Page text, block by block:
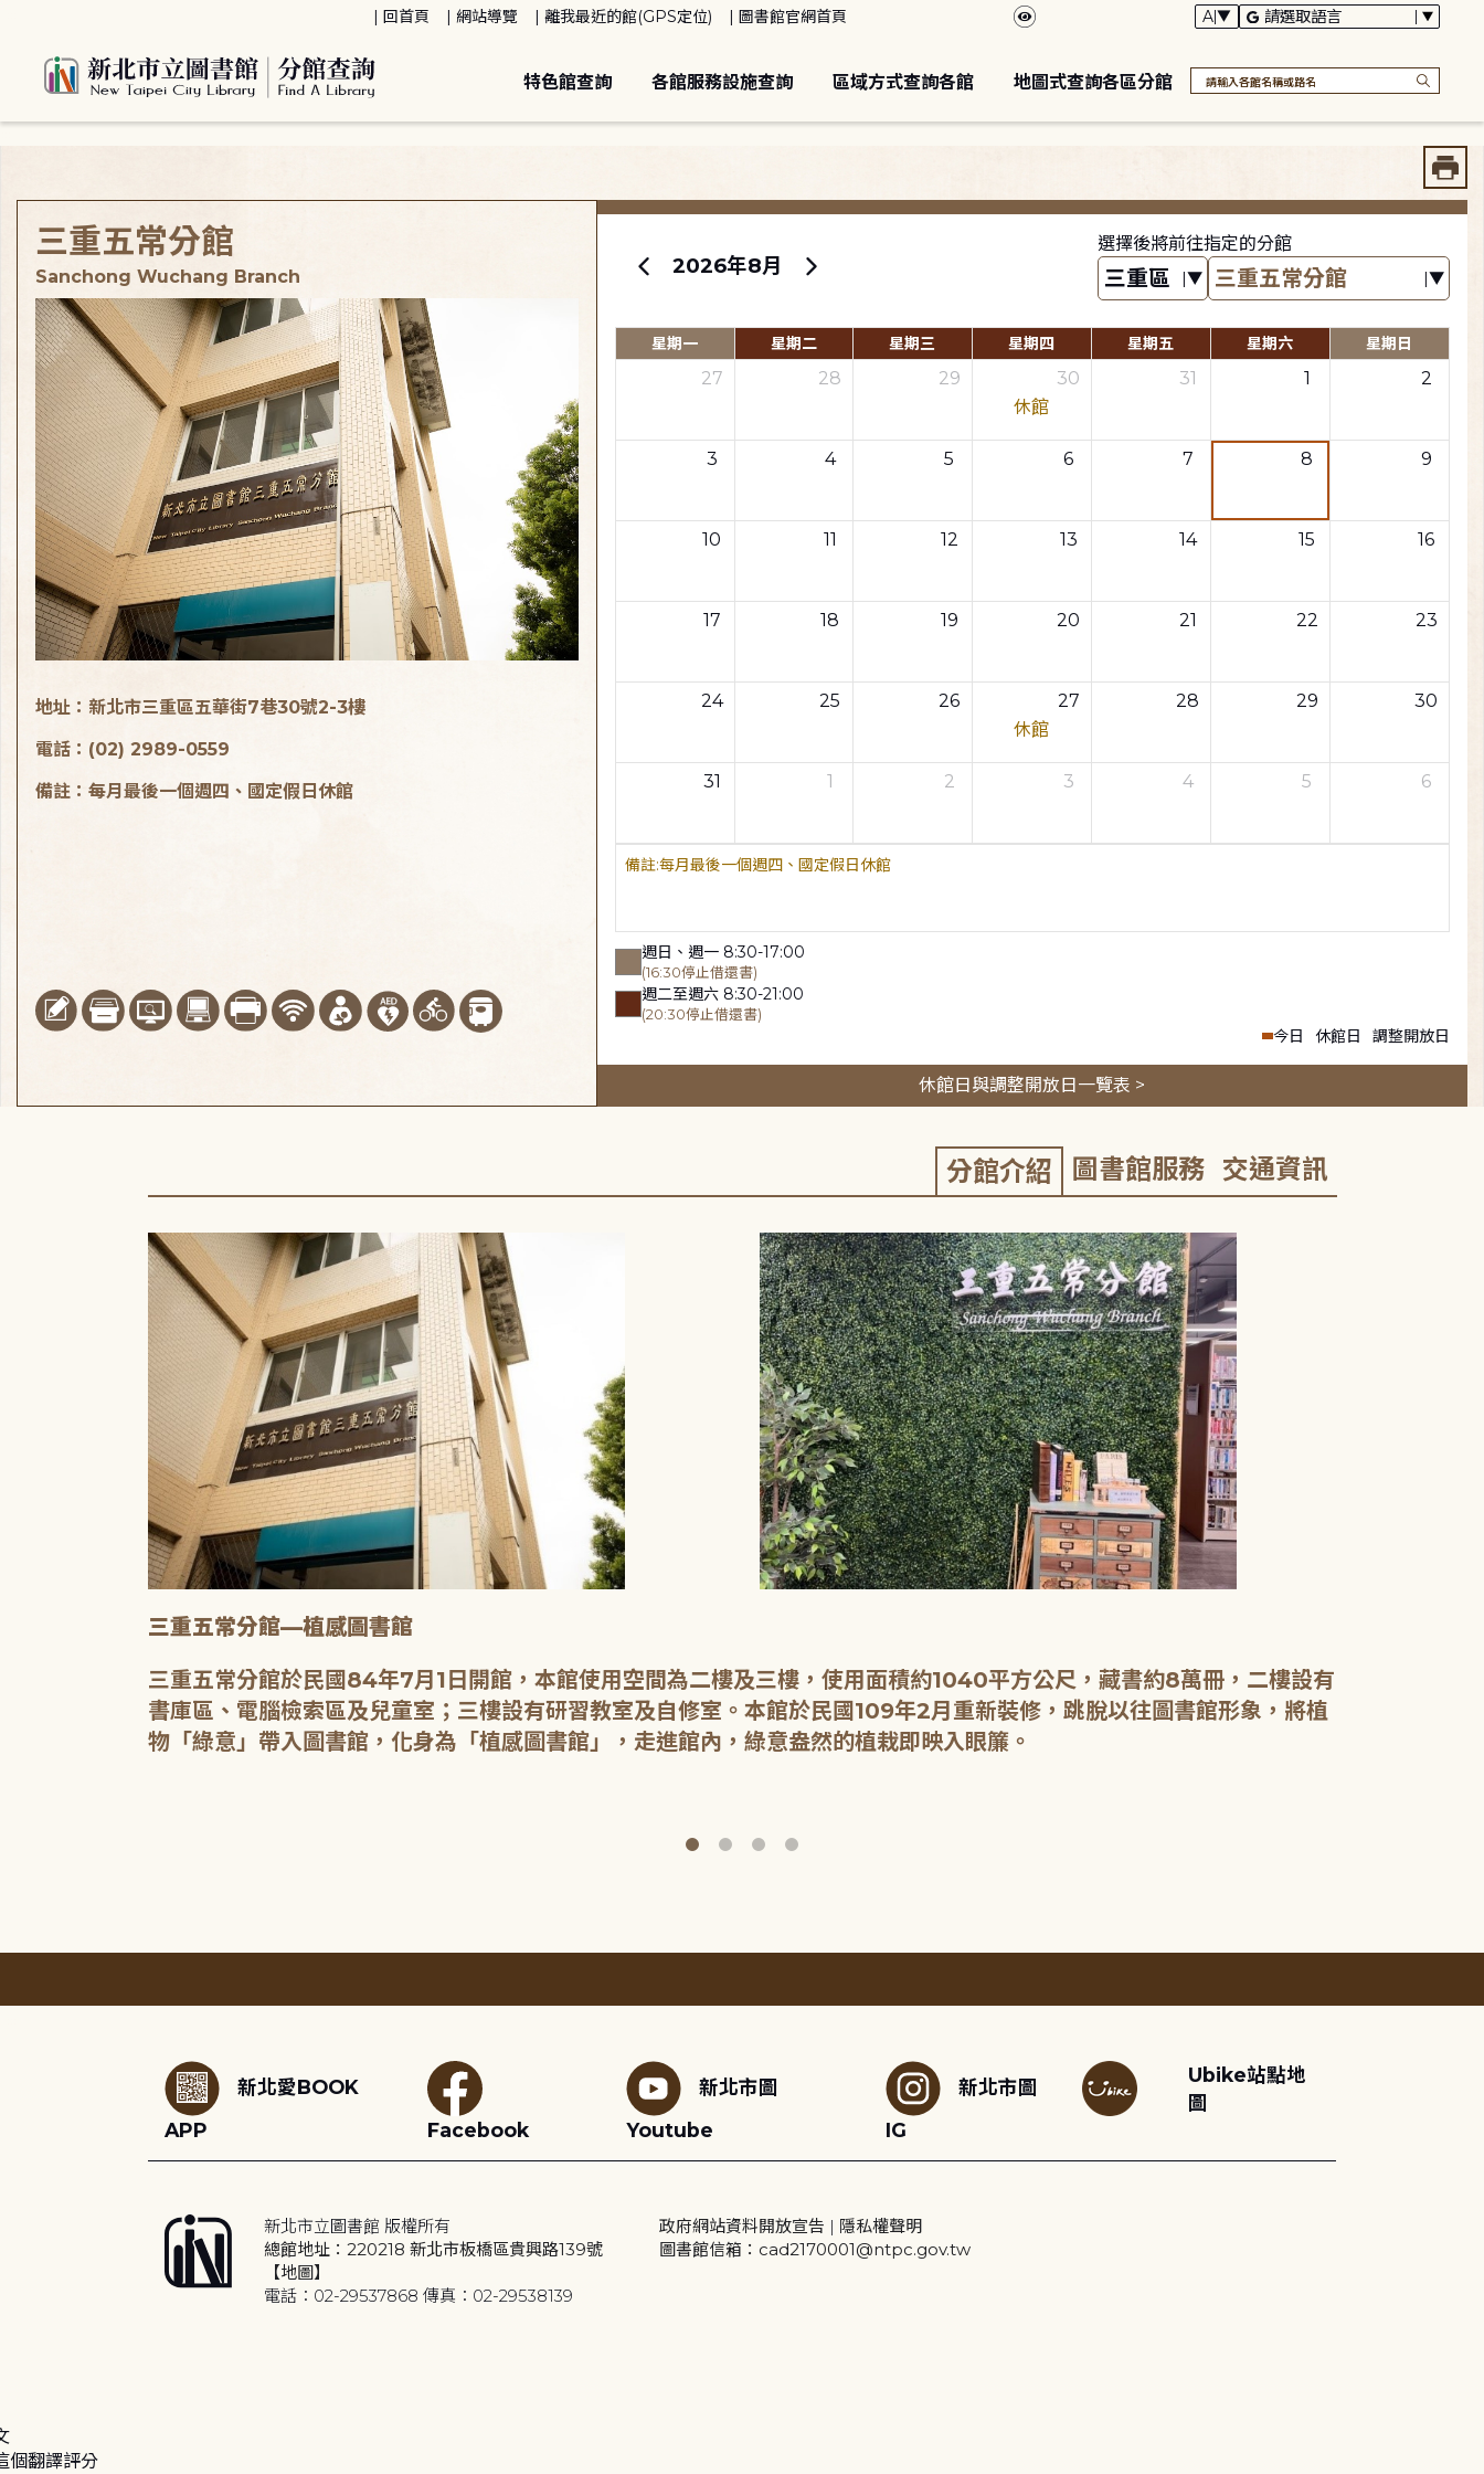
回首頁 網站導覽 離我最近的館(GPS定位) 圖書館官網首頁
特色館查詢 各館服務設施查詢 區域方式查詢各館 地圖式查詢各區分館
2026年8月
選擇後將前往指定的分館
星期一 星期二 星期三 星期四 星期五 星期六 星期日
27 28 29
30
休館
31 1 2
3 4 5 6 7 8 9
10 11 12 13 14 15 16
17 18 19 20 21 22 23
24 25 26
27
休館
28 29 30
31 1 2 3 4 5 6
每月最後一個週四、國定假日休館
週日、週一 8:30-17:00
(16:30停止借還書)
週二至週六 8:30-21:00
(20:30停止借還書)
今日 休館日 調整開放日
休館日與調整開放日一覽表 >
三重五常分館
Sanchong Wuchang Branch
地址：新北市三重區五華街7巷30號2-3樓
電話：(02) 2989-0559
備註：每月最後一個週四、國定假日休館
分館介紹 圖書館服務 交通資訊
三重五常分館—植感圖書館
三重五常分館於民國84年7月1日開館，本館使用空間為二樓及三樓，使用面積約1040平方公尺，藏書約8萬冊，二樓設有
書庫區、電腦檢索區及兒童室；三樓設有研習教室及自修室。本館於民國109年2月重新裝修，跳脫以往圖書館形象，將植
物「綠意」帶入圖書館，化身為「植感圖書館」，走進館內，綠意盎然的植栽即映入眼簾。
新北愛BOOK
APP
Facebook
新北市圖
Youtube
新北市圖
IG
Ubike站點地
圖
新北市立圖書館 版權所有
總館地址：220218 新北市板橋區貴興路139號
【地圖】
電話：02-29537868 傳真：02-29538139
政府網站資料開放宣告 | 隱私權聲明
圖書館信箱：cad2170001@ntpc.gov.tw
個翻譯評分